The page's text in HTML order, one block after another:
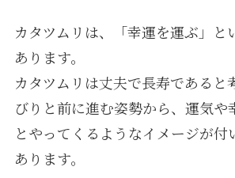
カタツムリは、「幸運を運ぶ」と
あります。
カタツムリは丈夫で長寿であると
びりと前に進む姿勢から、運気や
とやってくるようなイメージが付
あります。